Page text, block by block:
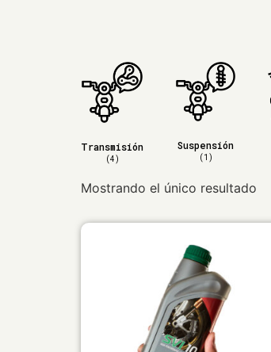
Transmisión
(4)
Suspensión
(1)
Mostrando el único resultado